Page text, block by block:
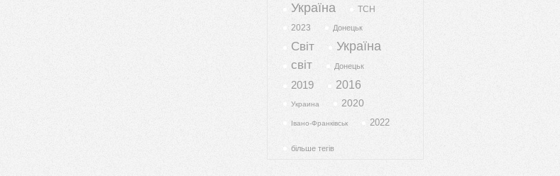
Україна
ТСН
2023
Донецьк
Світ Україна
світ Донецьк
2019 2016
Украина 2020
Івано-Франківськ 2022
більше тегів